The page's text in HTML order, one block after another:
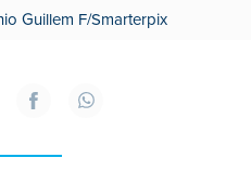
Guillem F/Smarterpix